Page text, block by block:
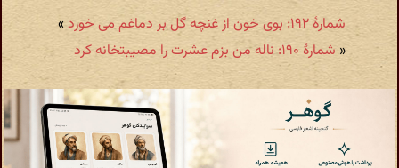
شمارهٔ ۱۹۲: بوی خون از غنچه گل بر دماغم می خورد
»
« شمارهٔ ۱۹۰: ناله من بزم عشرت را مصیبتخانه کرد